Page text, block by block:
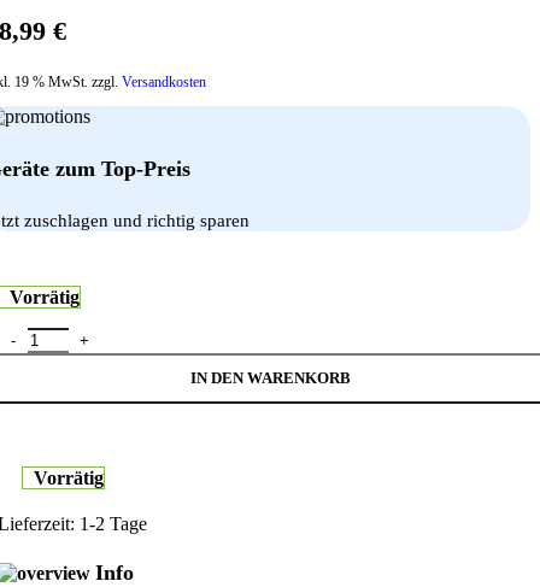
€
19 % MwSt. zzgl. Versandkosten
zum Top-Preis
zuschlagen und richtig sparen
Vorrätig
Belkin Kameralinsenschutz TempGlass iPhone 15/15 Plus Menge
IN DEN WARENKORB
Vorrätig
1-2 Tage
Info